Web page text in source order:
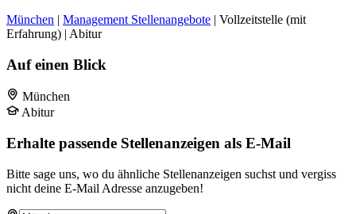
München | Management Stellenangebote | Vollzeitstelle (mit
Erfahrung) | Abitur
Auf einen Blick
München
Abitur
Erhalte passende Stellenanzeigen als E-Mail
Bitte sage uns, wo du ähnliche Stellenanzeigen suchst und vergiss
nicht deine E-Mail Adresse anzugeben!